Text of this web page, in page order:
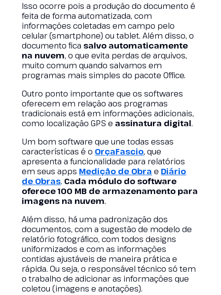
Isso ocorre pois a produção do documento é
feita de forma automatizada, com
informações coletadas em campo pelo
celular (smartphone) ou tablet. Além disso, o
documento fica salvo automaticamente
na nuvem, o que evita perdas de arquivos,
muito comum quando salvamos em
programas mais simples do pacote Office.
Outro ponto importante que os softwares
oferecem em relação aos programas
tradicionais está em informações adicionais,
como localização GPS e assinatura digital.
Um bom software que une todas essas
características é o OrçaFascio, que
apresenta a funcionalidade para relatórios
em seus apps Medição de Obra e Diário
de Obras. Cada módulo do software
oferece 100 MB de armazenamento para
imagens na nuvem.
Além disso, há uma padronização dos
documentos, com a sugestão de modelo de
relatório fotográfico, com todos designs
uniformizados e com as informações
contidas ajustáveis de maneira prática e
rápida. Ou seja, o responsável técnico só tem
o trabalho de adicionar as informações que
coletou (imagens e anotações).